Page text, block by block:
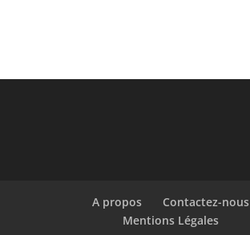
A propos
Contactez-nous
Mentions Légales